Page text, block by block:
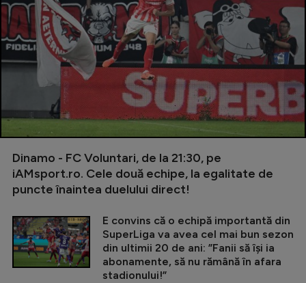
Dinamo - FC Voluntari, de la 21:30, pe
iAMsport.ro. Cele două echipe, la egalitate de
puncte înaintea duelului direct!
E convins că o echipă importantă din
SuperLiga va avea cel mai bun sezon
din ultimii 20 de ani: ”Fanii să își ia
abonamente, să nu rămână în afara
stadionului!”